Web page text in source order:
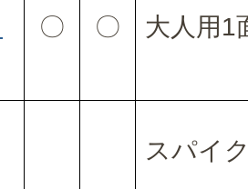
〇 〇 大人用1
スパイ